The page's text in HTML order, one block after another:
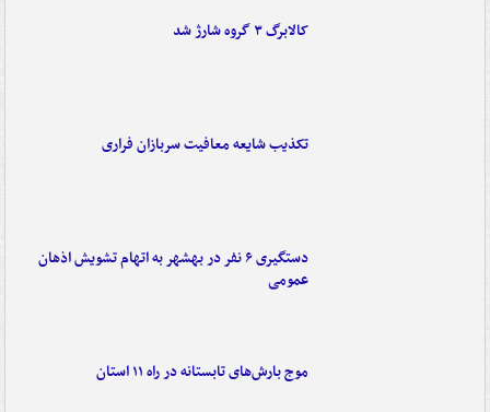
کالابرگ ۳ گروه شارژ شد
تکذیب شایعه معافیت سربازان فراری
دستگیری ۶ نفر در بهشهر به اتهام تشویش اذهان
عمومی
موج بارش‌های تابستانه در راه ۱۱ استان